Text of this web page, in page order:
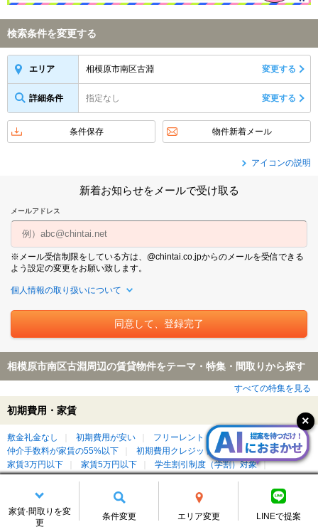
家賃·間取りを変
更
条件変更 エリア変更 LINEで提案
検索条件を変更する
エリア 相模原市南区古淵 変更する
詳細条件 指定なし 変更する
条件保存 物件新着メール
アイコンの説明
新着お知らせをメールで受け取る
メールアドレス
※メール受信制限をしている方は、@chintai.co.jpからのメールを受信できる
よう設定の変更をお願い致します。
個人情報の取り扱いについて
相模原市南区古淵周辺の賃貸物件をテーマ・特集・間取りから探す
すべての特集を見る
初期費用・家賃
敷金礼金なし 初期費用が安い フリーレント
仲介手数料無料
仲介手数料が家賃の55%以下
初期費用クレジット払い可能
家賃3万円以下
家賃5万円以下 学生割引制度（学割）対象
間取り
1R/ワンルーム 1DK 1LDK 2K/2DK 2LDK 3LDK